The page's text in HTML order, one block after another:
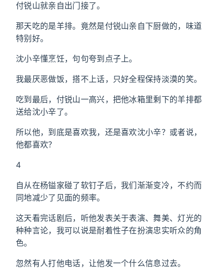
付锐山就亲自出门接了。
那天吃的是羊排。竟然是付锐山亲自下厨做的，味道
特别好。
沈小辛懂烹饪，句句夸到点子上。
我最厌恶做饭，搭不上话，只好全程保持淡漠的笑。
吃到最后，付锐山一高兴，把他冰箱里剩下的羊排都
送给沈小辛了。
所以他，到底是喜欢我，还是喜欢沈小辛？或者说，
他都喜欢？
4
自从在杨镒家碰了软钉子后，我们渐渐变冷，不约而
同地减少了见面的频率。
这天看完话剧后，听他发表关于表演、舞美、灯光的
种种言论，我可以说是耐着性子在扮演忠实听众的角
色。
忽然有人打他电话，让他发一个什么信息过去。